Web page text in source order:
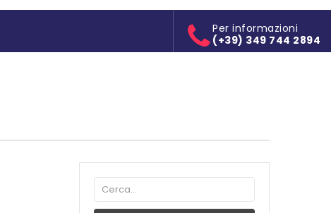
Per informazioni
(+39) 349 744 2894